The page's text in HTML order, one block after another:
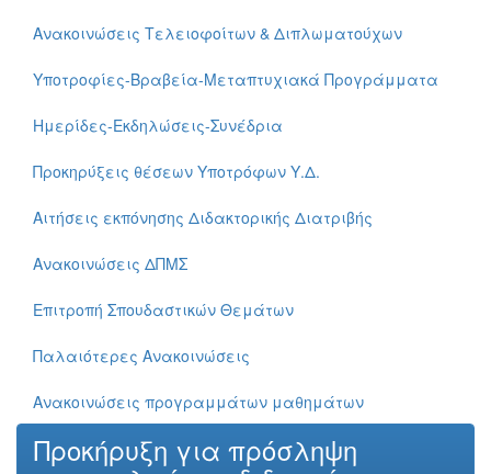
Ανακοινώσεις Τελειοφοίτων & Διπλωματούχων
Υποτροφίες-Βραβεία-Μεταπτυχιακά Προγράμματα
Ημερίδες-Εκδηλώσεις-Συνέδρια
Προκηρύξεις θέσεων Υποτρόφων Υ.Δ.
Αιτήσεις εκπόνησης Διδακτορικής Διατριβής
Ανακοινώσεις ΔΠΜΣ
Επιτροπή Σπουδαστικών Θεμάτων
Παλαιότερες Ανακοινώσεις
Ανακοινώσεις προγραμμάτων μαθημάτων
Προκήρυξη για πρόσληψη